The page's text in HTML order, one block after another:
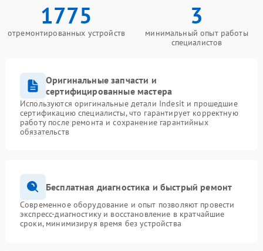
1775
отремонтированных устройств
3
минимальный опыт работы
специалистов
Оригинальные запчасти и
сертифицированные мастера
Используются оригинальные детали Indesit и прошедшие
сертификацию специалисты, что гарантирует корректную
работу после ремонта и сохранение гарантийных
обязательств
Бесплатная диагностика и быстрый ремонт
Современное оборудование и опыт позволяют провести
экспресс-диагностику и восстановление в кратчайшие
сроки, минимизируя время без устройства